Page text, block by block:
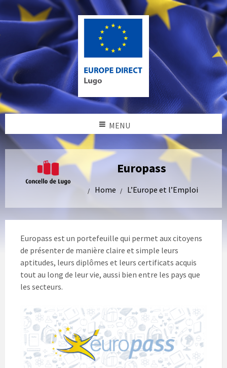
MENU
Europass
Home L’Europe et l’Emploi
Europass est un portefeuille qui permet aux citoyens
de présenter de manière claire et simple leurs
aptitudes, leurs diplômes et leurs certificats acquis
tout au long de leur vie, aussi bien entre les pays que
les secteurs.